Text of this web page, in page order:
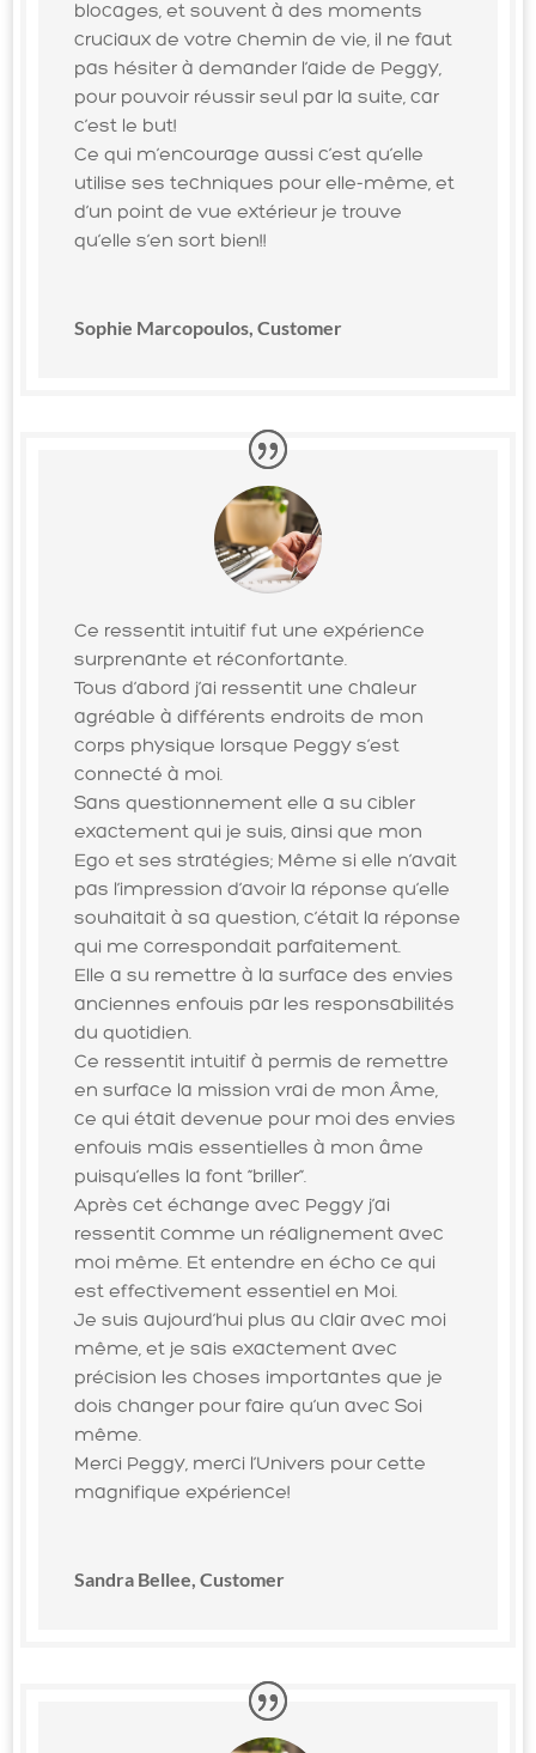
blocages, et souvent à des moments
cruciaux de votre chemin de vie, il ne faut
pas hésiter à demander l’aide de Peggy,
pour pouvoir réussir seul par la suite, car
c’est le but!
Ce qui m’encourage aussi c’est qu’elle
utilise ses techniques pour elle-même, et
d’un point de vue extérieur je trouve
qu’elle s’en sort bien!!
Sophie Marcopoulos, Customer
Ce ressentit intuitif fut une expérience
surprenante et réconfortante.
Tous d’abord j’ai ressentit une chaleur
agréable à différents endroits de mon
corps physique lorsque Peggy s’est
connecté à moi.
Sans questionnement elle a su cibler
exactement qui je suis, ainsi que mon
Ego et ses stratégies; Même si elle n’avait
pas l’impression d’avoir la réponse qu’elle
souhaitait à sa question, c’était la réponse
qui me correspondait parfaitement.
Elle a su remettre à la surface des envies
anciennes enfouis par les responsabilités
du quotidien.
Ce ressentit intuitif à permis de remettre
en surface la mission vrai de mon Âme,
ce qui était devenue pour moi des envies
enfouis mais essentielles à mon âme
puisqu’elles la font “briller”.
Après cet échange avec Peggy j’ai
ressentit comme un réalignement avec
moi même. Et entendre en écho ce qui
est effectivement essentiel en Moi.
Je suis aujourd’hui plus au clair avec moi
même, et je sais exactement avec
précision les choses importantes que je
dois changer pour faire qu’un avec Soi
même.
Merci Peggy, merci l’Univers pour cette
magnifique expérience!
Sandra Bellee, Customer